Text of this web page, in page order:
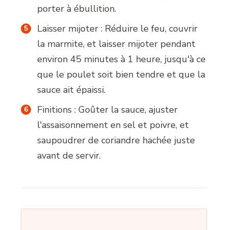
porter à ébullition.
Laisser mijoter : Réduire le feu, couvrir
la marmite, et laisser mijoter pendant
environ 45 minutes à 1 heure, jusqu'à ce
que le poulet soit bien tendre et que la
sauce ait épaissi.
Finitions : Goûter la sauce, ajuster
l'assaisonnement en sel et poivre, et
saupoudrer de coriandre hachée juste
avant de servir.